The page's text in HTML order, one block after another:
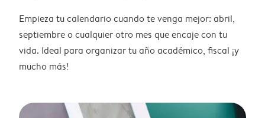
Empieza tu calendario cuando te venga mejor: abril,
septiembre o cualquier otro mes que encaje con tu
vida. Ideal para organizar tu año académico, fiscal ¡y
mucho más!